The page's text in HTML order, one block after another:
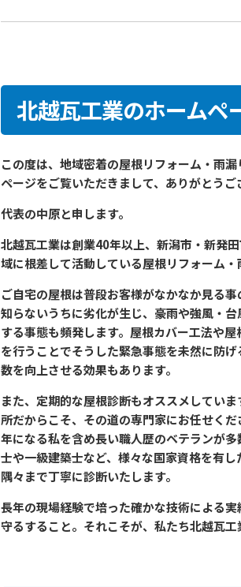
北越瓦工業のホームペ
この度は、地域密着の屋根リフォーム・雨
ページをご覧いただきまして、ありがとうご
代表の中原と申します。
北越瓦工業は創業40年以上、新潟市・新発
域に根差して活動している屋根リフォーム・
ご自宅の屋根は普段お客様がなかなか見る事
知らないうちに劣化が生じ、豪雨や強風・
する事態も頻発します。屋根カバー工法や
を行うことでそうした緊急事態を未然に防
数を向上させる効果もあります。
また、定期的な屋根診断もオススメしてい
所だからこそ、その道の専門家にお任せく
年になる私を含め長い職人歴のベテランが
士や一級建築士など、様々な国家資格を有し
隅々まで丁寧に診断いたします。
長年の現場経験で培った確かな技術による
守るすること。それこそが、私たち北越瓦工